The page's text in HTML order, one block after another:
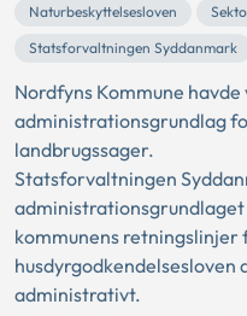
Naturbeskyttelsesloven
Statsforvaltningen Syddanmark
Nordfyns Kommune
administrationsgrundlag
landbrugssager.
Statsforvaltningen
administrationsgrundlaget
kommunens
husdyrgodkendelsesloven
administrativt.